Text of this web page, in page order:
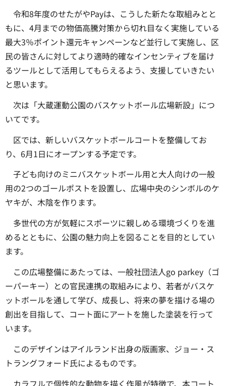
令和8年度のせたがやPayは、こうした新たな取組みとと
もに、4月までの物価高騰対策から切れ目なく実施している
最大3％ポイント還元キャンペーンなど並行して実施し、区
民の皆さんに対してより適時的確なインセンティブを届け
るツールとして活用してもらえるよう、支援していきたい
と思います。
次は「大蔵運動公園のバスケットボール広場新設」につ
いてです。
区では、新しいバスケットボールコートを整備してお
り、6月1日にオープンする予定です。
子ども向けのミニバスケットボール用と大人向けの一般
用の2つのゴールポストを設置し、広場中央のシンボルのケ
ヤキが、木陰を作ります。
多世代の方が気軽にスポーツに親しめる環境づくりを進
めるとともに、公園の魅力向上を図ることを目的としてい
ます。
この広場整備にあたっては、一般社団法人go parkey（ゴ
ーパーキー）との官民連携の取組みにより、若者がバスケ
ットボールを通して学び、成長し、将来の夢を描ける場の
創出を目指して、コート面にアートを施した塗装を行って
います。
このデザインはアイルランド出身の版画家、ジョー・ス
トラングフォード氏によるものです。
カラフルで個性的な動物を描く作風が特徴で、本コート